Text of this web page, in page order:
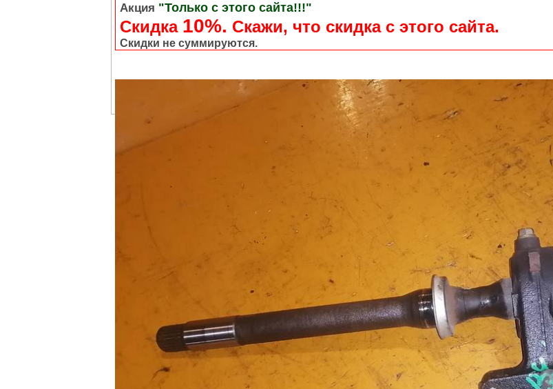
Акция "Только с этого сайта!!!"
Скидка 10%. Cкажи, что скидка с этого сайта.
Скидки не суммируются.